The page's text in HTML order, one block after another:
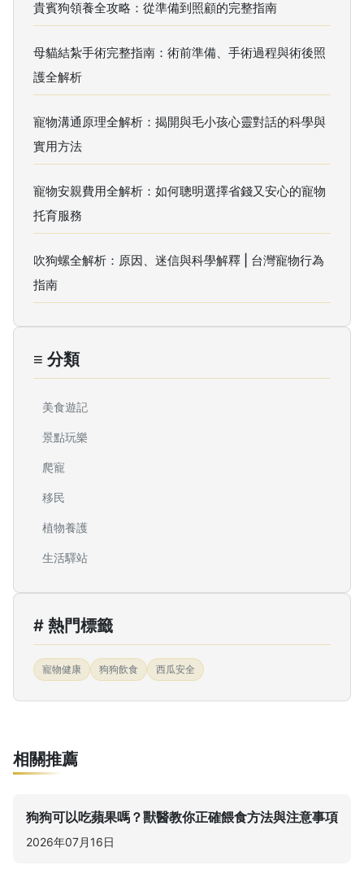
貴賓狗領養全攻略：從準備到照顧的完整指南
母貓結紮手術完整指南：術前準備、手術過程與術後照
護全解析
寵物溝通原理全解析：揭開與毛小孩心靈對話的科學與
實用方法
寵物安親費用全解析：如何聰明選擇省錢又安心的寵物
托育服務
吹狗螺全解析：原因、迷信與科學解釋 | 台灣寵物行為
指南
≡ 分類
美食遊記
景點玩樂
爬寵
移民
植物養護
生活驛站
# 熱門標籤
寵物健康 狗狗飲食 西瓜安全
相關推薦
狗狗可以吃蘋果嗎？獸醫教你正確餵食方法與注意事項
2026年07月16日